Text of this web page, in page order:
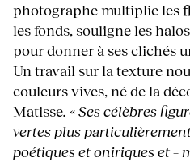
photographe multiplie les
les fonds, souligne les
pour donner à ses clichés
Un travail sur la texture
couleurs vives, né de la
Matisse. « Ses célèbres
vertes plus
poétiques et oniriques et –